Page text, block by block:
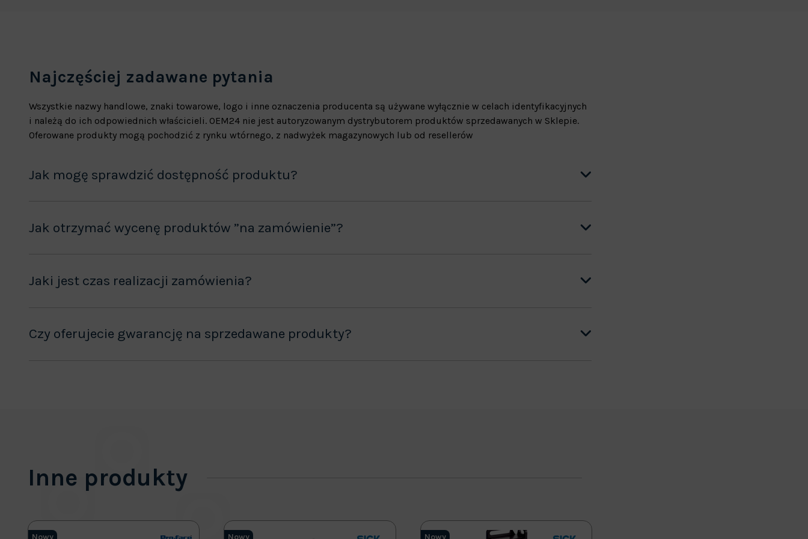
Najczęściej zadawane pytania
Wszystkie nazwy handlowe, znaki towarowe, logo i inne oznaczenia producenta są używane wyłącznie w celach identyfikacyjnych
i należą do ich odpowiednich właścicieli. OEM24 nie jest autoryzowanym dystrybutorem produktów sprzedawanych w Sklepie.
Oferowane produkty mogą pochodzić z rynku wtórnego, z nadwyżek magazynowych lub od resellerów
Jak mogę sprawdzić dostępność produktu?
Jak otrzymać wycenę produktów ”na zamówienie”?
Jaki jest czas realizacji zamówienia?
Czy oferujecie gwarancję na sprzedawane produkty?
Inne produkty
Nowy Nowy Nowy